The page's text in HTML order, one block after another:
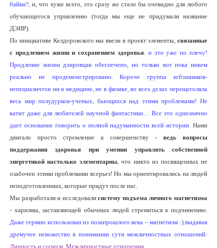
байки?, и, что хуже всего, это сразу же стало бы очевидно для любого
обучающегося управлению (тогда мы еще не придумали название
ДЭИР).
По инициативе Келдоровского мы ввели в проект элементы, связанные
с продлением жизни и сохранением здоровья. и это уже по плечу!
Продление жизни дэировцав обеспечено, но только вот пока никем
реально не продемонстрировано. Короче группа кгбэшников-
непециаличтов ни в медицине, не в физике, во всех делах перещеголяла
весь мир полудурков-ученых, бьющихся над этими проблемами! Не
катит даже для любителей научной фантастики… Все это однозначно
дает основание говорить о полной надуманности всей истории. Нами
двигало просто стремление к совершенству - ведь вопросы
поддержания здоровья при умении управлять собственной
энергетикой настолько элементарны, что никто из посвященных не
озабочен этими проблемами всерьез! Но мы ориентировались на людей
неподготовленных, которые придут после нас.
Мы разработали и исследовалисистему подъема личного магнетизма
- харизмы, заставляющей обычных людей стремиться к подчинению.
Даже термин использован из позапрошлого века – магнетизм :) выдавая
дремучее невежество в понимании сути межличностных отношений:
Личность и социум Межличностные отношения